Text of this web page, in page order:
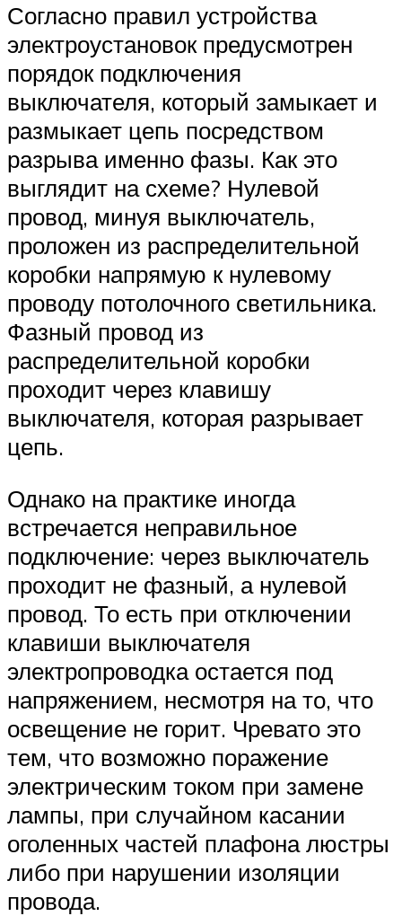
Согласно правил устройства
электроустановок предусмотрен
порядок подключения
выключателя, который замыкает и
размыкает цепь посредством
разрыва именно фазы. Как это
выглядит на схеме? Нулевой
провод, минуя выключатель,
проложен из распределительной
коробки напрямую к нулевому
проводу потолочного светильника.
Фазный провод из
распределительной коробки
проходит через клавишу
выключателя, которая разрывает
цепь.
Однако на практике иногда
встречается неправильное
подключение: через выключатель
проходит не фазный, а нулевой
провод. То есть при отключении
клавиши выключателя
электропроводка остается под
напряжением, несмотря на то, что
освещение не горит. Чревато это
тем, что возможно поражение
электрическим током при замене
лампы, при случайном касании
оголенных частей плафона люстры
либо при нарушении изоляции
провода.